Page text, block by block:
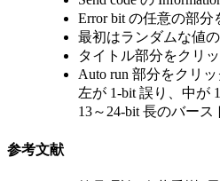
Error bit の任意の部分
最初はランダムな値
タイトル部分をクリ
Auto run 部分をクリ
左が 1-bit 誤り、中が
13～24-bit 長のバー
参考文献